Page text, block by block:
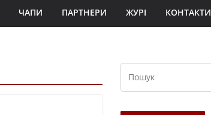
ЧАПИ ПАРТНЕРИ ЖУРІ КОНТАКТИ